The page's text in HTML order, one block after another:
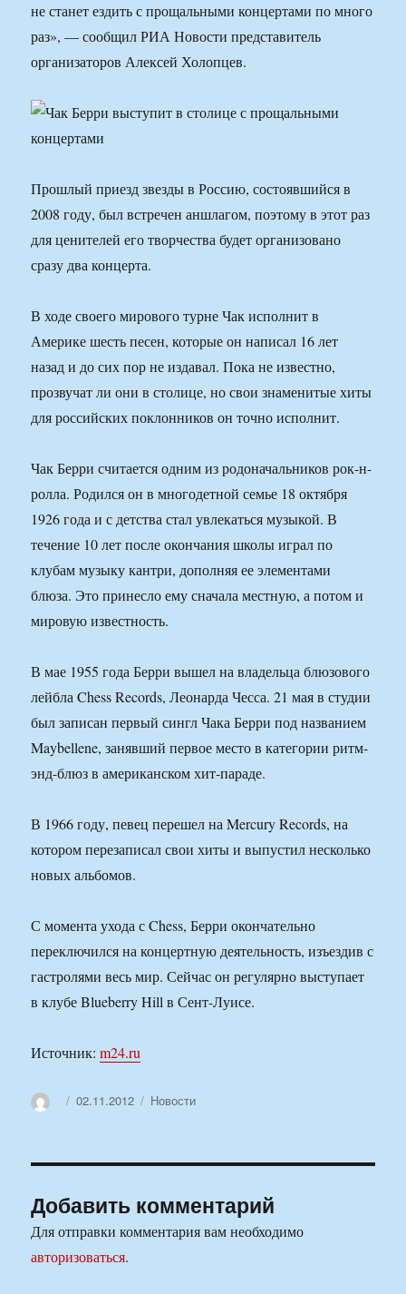
не станет ездить с прощальными концертами по много
раз», — сообщил РИА Новости представитель
организаторов Алексей Холопцев.
Прошлый приезд звезды в Россию, состоявшийся в
2008 году, был встречен аншлагом, поэтому в этот раз
для ценителей его творчества будет организовано
сразу два концерта.
В ходе своего мирового турне Чак исполнит в
Америке шесть песен, которые он написал 16 лет
назад и до сих пор не издавал. Пока не известно,
прозвучат ли они в столице, но свои знаменитые хиты
для российских поклонников он точно исполнит.
Чак Берри считается одним из родоначальников рок-н-
ролла. Родился он в многодетной семье 18 октября
1926 года и с детства стал увлекаться музыкой. В
течение 10 лет после окончания школы играл по
клубам музыку кантри, дополняя ее элементами
блюза. Это принесло ему сначала местную, а потом и
мировую известность.
В мае 1955 года Берри вышел на владельца блюзового
лейбла Chess Records, Леонарда Чесса. 21 мая в студии
был записан первый сингл Чака Берри под названием
Maybellene, занявший первое место в категории ритм-
энд-блюз в американском хит-параде.
В 1966 году, певец перешел на Mercury Records, на
котором перезаписал свои хиты и выпустил несколько
новых альбомов.
С момента ухода с Chess, Берри окончательно
переключился на концертную деятельность, изъездив с
гастролями весь мир. Сейчас он регулярно выступает
в клубе Blueberry Hill в Сент-Луисе.
Источник:m24.ru
АвторОпубликовано
02.11.2012 Рубрики
Новости
Добавить комментарий
Для отправки комментария вам необходимо
авторизоваться.